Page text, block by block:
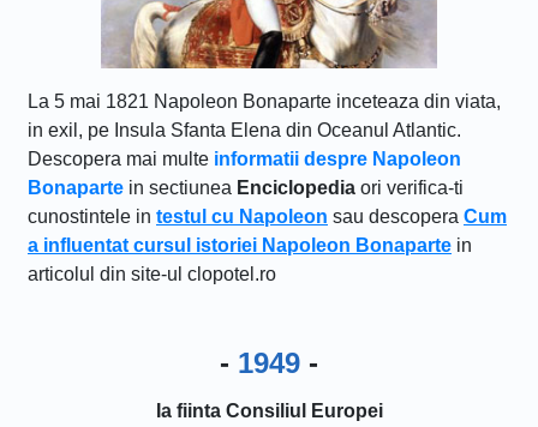
La 5 mai 1821 Napoleon Bonaparte inceteaza din viata,
in exil, pe Insula Sfanta Elena din Oceanul Atlantic.
Descopera mai multe informatii despre Napoleon
Bonaparte in sectiunea Enciclopedia ori verifica-ti
cunostintele in testul cu Napoleon sau descopera Cum
a influentat cursul istoriei Napoleon Bonaparte in
articolul din site-ul clopotel.ro
- 1949 -
Ia fiinta Consiliul Europei